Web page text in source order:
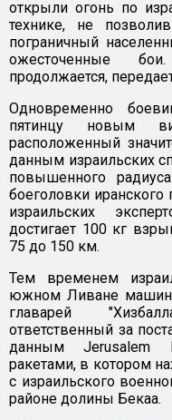
открыли огонь по
технике, не
пограничный
ожесточенные
продолжается,
Одновременно
пятинцу новым
расположенный
данным израильских
повышенного
боеголовки иранского
израильских
достигает 100 кг
75 до 150 км.
Тем временем
южном Ливане
главарей
ответственный за
данным Jerusalem
ракетами, в котором
с израильского
районе долины Бекаа.